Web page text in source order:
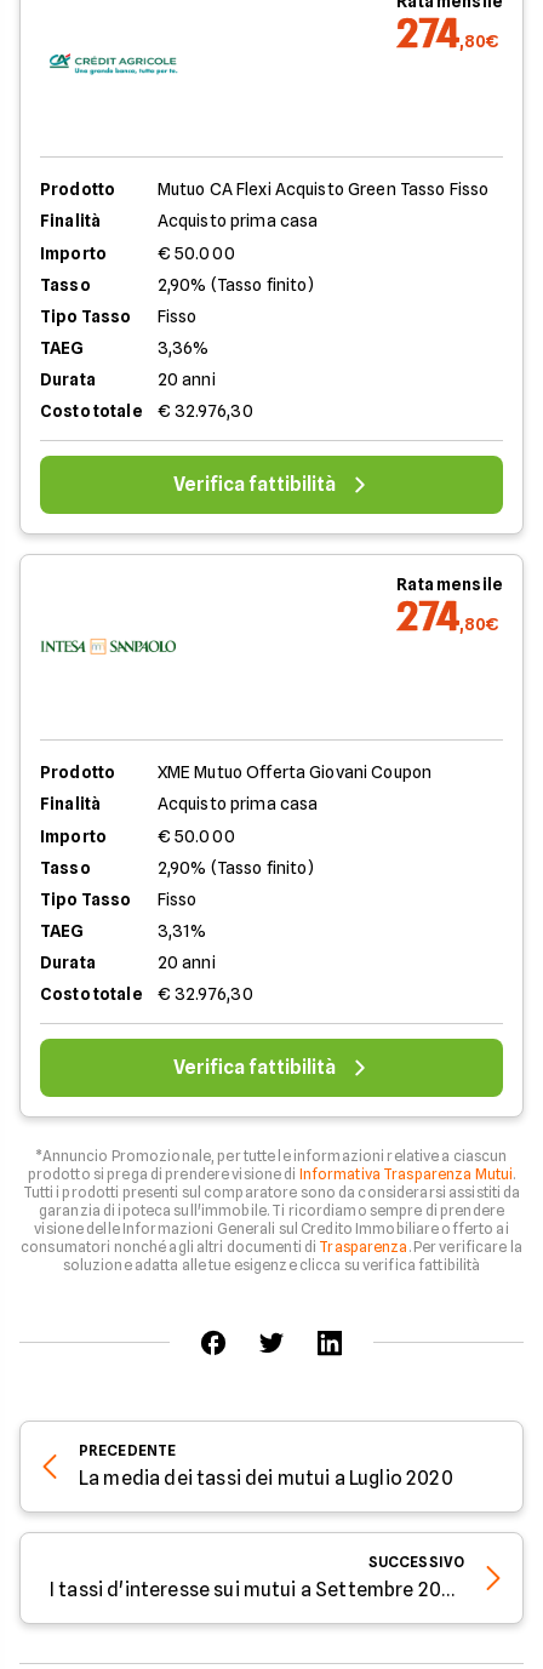
274,80€
Prodotto
Mutuo CA Flexi Acquisto Green Tasso Fisso
Finalità
Acquisto prima casa
Importo
€ 50.000
Tasso
2,90% (Tasso finito)
Tipo Tasso
Fisso
TAEG
3,36%
Durata
20 anni
Costo totale
€ 32.976,30
Verifica fattibilità
Rata mensile
274,80€
Prodotto
XME Mutuo Offerta Giovani Coupon
Finalità
Acquisto prima casa
Importo
€ 50.000
Tasso
2,90% (Tasso finito)
Tipo Tasso
Fisso
TAEG
3,31%
Durata
20 anni
Costo totale
€ 32.976,30
Verifica fattibilità
*Annuncio Promozionale, per tutte le informazioni relative a ciascun
prodotto si prega di prendere visione di Informativa Trasparenza Mutui.
Tutti i prodotti presenti sul comparatore sono da considerarsi assistiti da
garanzia di ipoteca sull'immobile. Ti ricordiamo sempre di prendere
visione delle Informazioni Generali sul Credito Immobiliare offerto ai
consumatori nonché agli altri documenti di Trasparenza . Per verificare la
soluzione adatta alle tue esigenze clicca su verifica fattibilità
PRECEDENTE
La media dei tassi dei mutui a Luglio 2020
SUCCESSIVO
I tassi d'interesse sui mutui a Settembre 2020